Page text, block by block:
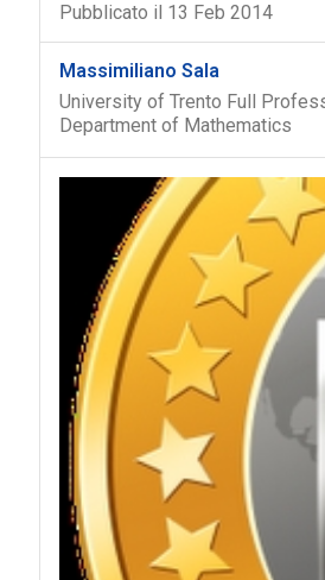
Pubblicato il 13 Feb 2014
Massimiliano Sala
University of Trento Full
Department of Mathematics